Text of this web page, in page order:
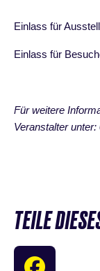
Einlass für
Einlass für
Für weitere
Veranstalter
TEILE